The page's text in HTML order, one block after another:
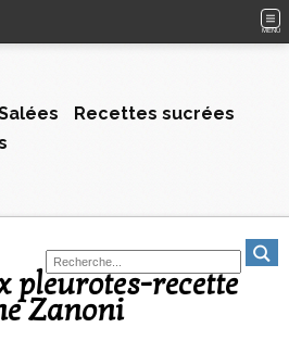
MENU
Recettes sucrées
Zanoni